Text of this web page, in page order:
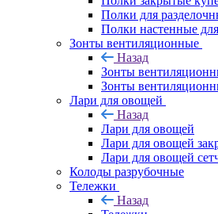
Полки для
Полки настенные
Зонты вентиляционные
Назад
Зонты
Зонты
Лари для овощей
Назад
Лари для овощей
Лари для овощей
Лари для овощей
Колоды разрубочные
Тележки
Назад